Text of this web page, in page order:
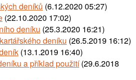
deníků (6.12.2020 05:27)
(22.10.2020 17:02)
deníku (25.3.2020 16:21)
deníku (26.5.2019 16:12)
(13.1.2019 16:40)
a příklad použití(29.6.2018